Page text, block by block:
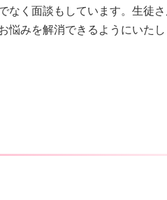
なく面談もしています。生徒
みを解消できるようにいたし